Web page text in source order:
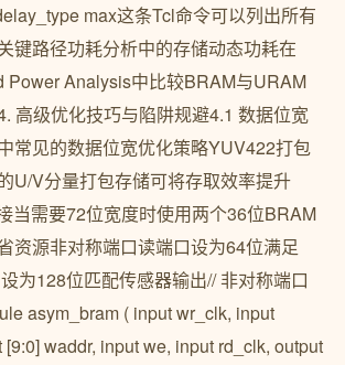
max这条Tcl命令可以列出所有
键路径功耗分析中的存储动态功耗在
Power Analysis中比较BRAM与URAM
高级优化技巧与陷阱规避4.1 数据位宽
常见的数据位宽优化策略YUV422打包
U/V分量打包存储可将存取效率提升
当需要72位宽度时使用两个36位BRAM
资源非对称端口读端口设为64位满足
为128位匹配传感器输出// 非对称端口
asym_bram ( input wr_clk, input
waddr, input we, input rd_clk, output